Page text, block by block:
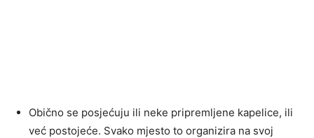
Obično se posjećuju ili neke pripremljene kapelice, ili
već postojeće. Svako mjesto to organizira na svoj